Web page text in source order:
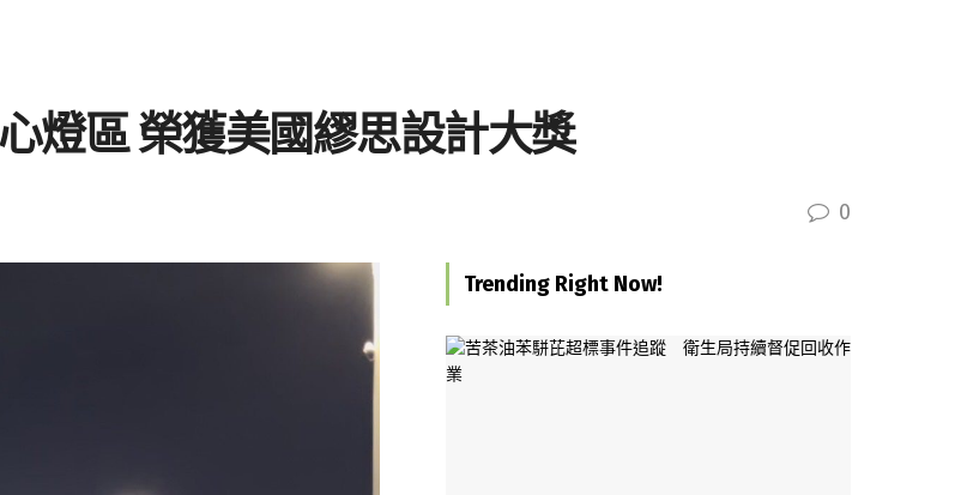
燈區 榮獲美國繆思設計大獎
0
Trending Right Now!